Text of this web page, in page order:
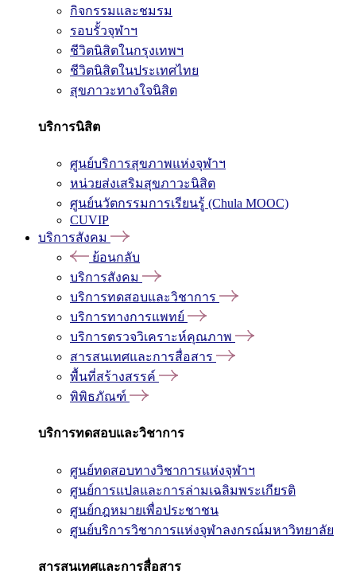
กิจกรรมและชมรม
รอบรั้วจุฬาฯ
ชีวิตนิสิตในกรุงเทพฯ
ชีวิตนิสิตในประเทศไทย
สุขภาวะทางใจนิสิต
บริการนิสิต
ศูนย์บริการสุขภาพแห่งจุฬาฯ
หน่วยส่งเสริมสุขภาวะนิสิต
ศูนย์นวัตกรรมการเรียนรู้ (Chula MOOC)
CUVIP
บริการสังคม
ย้อนกลับ
บริการสังคม
บริการทดสอบและวิชาการ
บริการทางการแพทย์
บริการตรวจวิเคราะห์คุณภาพ
สารสนเทศและการสื่อสาร
พื้นที่สร้างสรรค์
พิพิธภัณฑ์
บริการทดสอบและวิชาการ
ศูนย์ทดสอบทางวิชาการแห่งจุฬาฯ
ศูนย์การแปลและการล่ามเฉลิมพระเกียรติ
ศูนย์กฎหมายเพื่อประชาชน
ศูนย์บริการวิชาการแห่งจุฬาลงกรณ์มหาวิทยาลัย
สารสนเทศและการสื่อสาร